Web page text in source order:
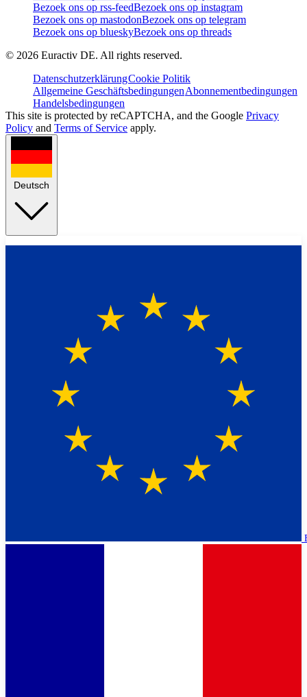
Bezoek ons op rss-feedBezoek ons op instagram
Bezoek ons op mastodonBezoek ons op telegram
Bezoek ons op blueskyBezoek ons op threads
© 2026 Euractiv DE. All rights reserved.
DatenschutzerklärungCookie Politik
Allgemeine GeschäftsbedingungenAbonnementbedingungen
Handelsbedingungen
This site is protected by reCAPTCHA, and the Google Privacy
Policy and Terms of Service apply.
Deutsch